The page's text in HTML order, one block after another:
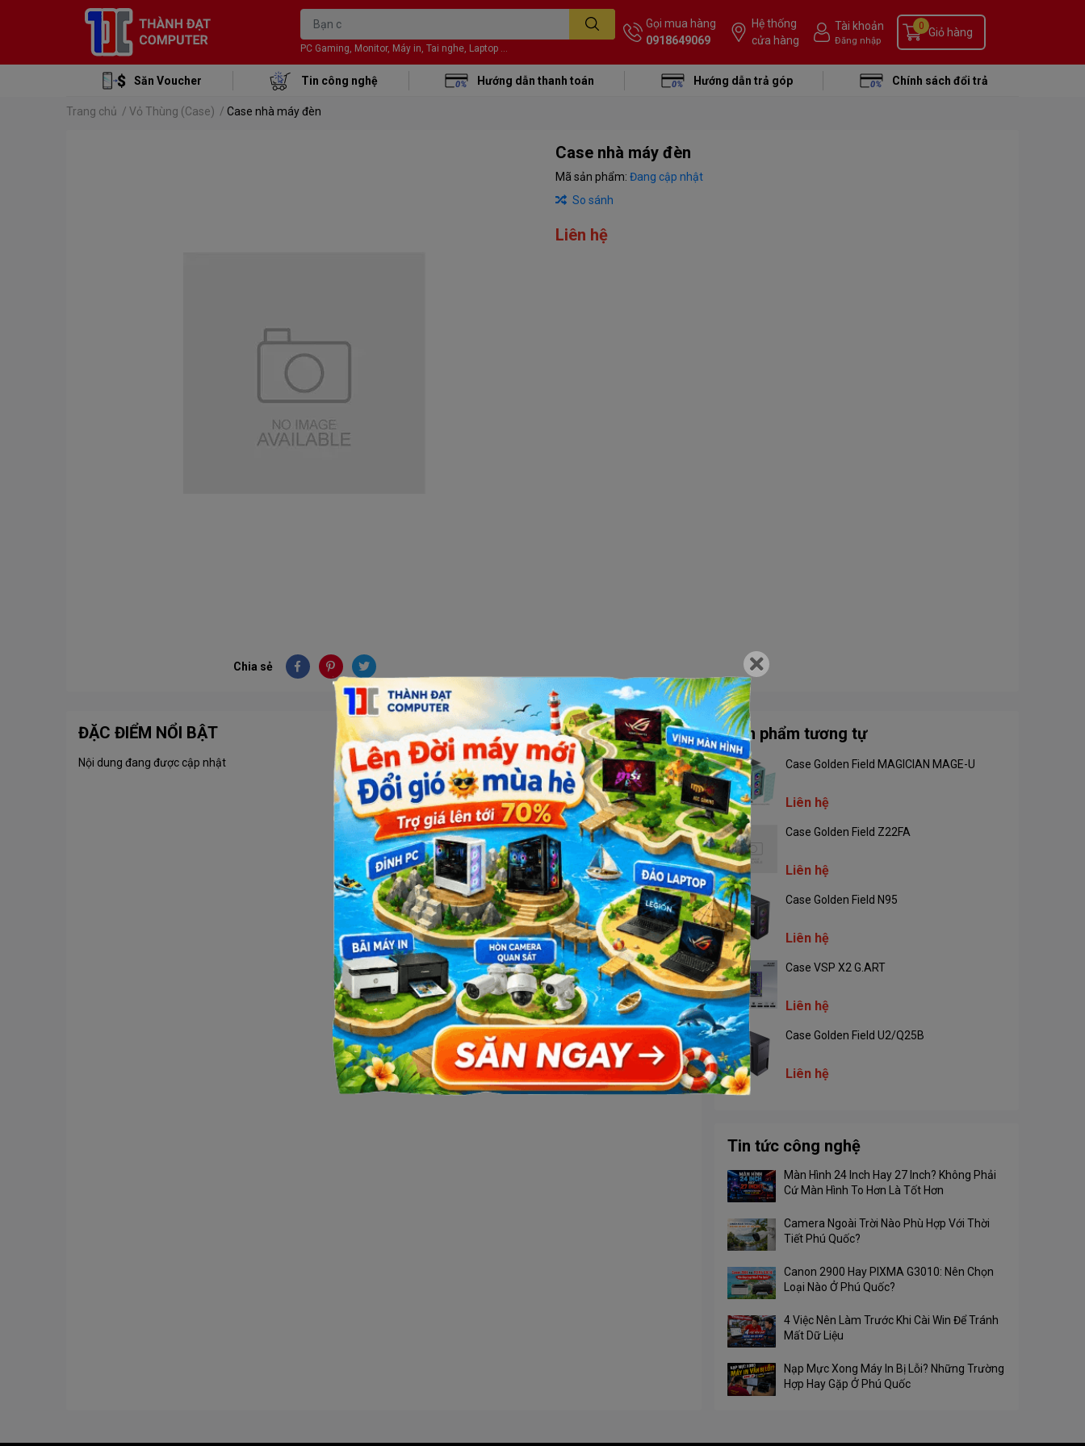
PC Gaming, Monitor, Máy in, Tai nghe, Laptop ...
Gọi mua hàng
0918649069
Hệ thống
cửa hàng
Tài khoản
Đăng nhập
Giỏ hàng
0
Săn Voucher Tin công nghệ Hướng dẫn thanh toán Hướng dẫn trả góp Chính sách đổi trả
Trang chủ / Vỏ Thùng (Case) / Case nhà máy đèn
Chia sẻ
Case nhà máy đèn
Mã sản phẩm: Đang cập nhật
So sánh
Liên hệ
ĐẶC ĐIỂM NỔI BẬT
Nội dung đang được cập nhật
Sản phẩm tương tự
Case Golden Field MAGICIAN MAGE-U
Liên hệ
Case Golden Field Z22FA
Liên hệ
Case Golden Field N95
Liên hệ
Case VSP X2 G.ART
Liên hệ
Case Golden Field U2/Q25B
Liên hệ
Tin tức công nghệ
Màn Hình 24 Inch Hay 27 Inch? Không Phải
Cứ Màn Hình To Hơn Là Tốt Hơn
Camera Ngoài Trời Nào Phù Hợp Với Thời
Tiết Phú Quốc?
Canon 2900 Hay PIXMA G3010: Nên Chọn
Loại Nào Ở Phú Quốc?
4 Việc Nên Làm Trước Khi Cài Win Để Tránh
Mất Dữ Liệu
Nạp Mực Xong Máy In Bị Lỗi? Những Trường
Hợp Hay Gặp Ở Phú Quốc